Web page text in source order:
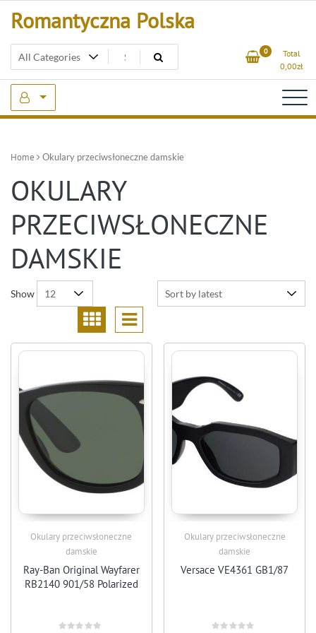
Romantyczna Polska
0
Total
0,00zł
Home Okulary przeciwsłoneczne damskie
OKULARY
PRZECIWSŁONECZNE
DAMSKIE
Show
Okulary przeciwsłoneczne
damskie
Ray-Ban Original Wayfarer
RB2140 901/58 Polarized
Okulary przeciwsłoneczne
damskie
Versace VE4361 GB1/87